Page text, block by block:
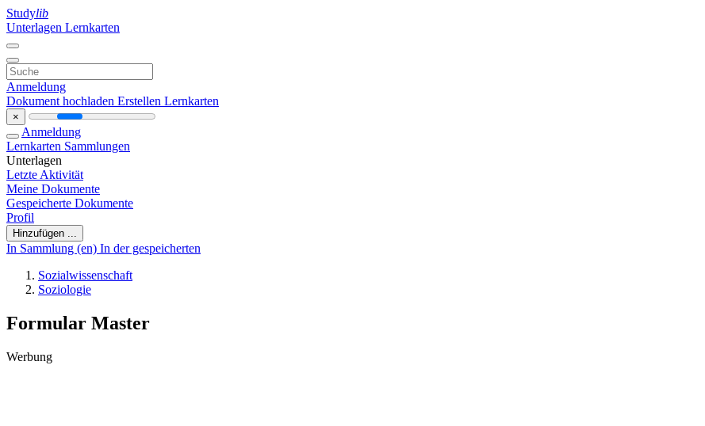
Studylib
Unterlagen Lernkarten
Anmeldung
Dokument hochladen Erstellen Lernkarten
×
Anmeldung
Lernkarten Sammlungen
Unterlagen
Letzte Aktivität
Meine Dokumente
Gespeicherte Dokumente
Profil
Hinzufügen ...
In Sammlung (en) In der gespeicherten
Sozialwissenschaft
Soziologie
Formular Master
Werbung